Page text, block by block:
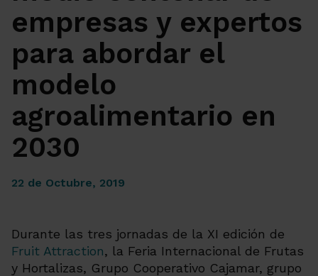
empresas y expertos
para abordar el
modelo
agroalimentario en
2030
22 de Octubre, 2019
Durante las tres jornadas de la XI edición de
Fruit Attraction, la Feria Internacional de Frutas
y Hortalizas, Grupo Cooperativo Cajamar, grupo